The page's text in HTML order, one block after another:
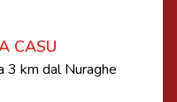
CASU
3 km dal Nuraghe